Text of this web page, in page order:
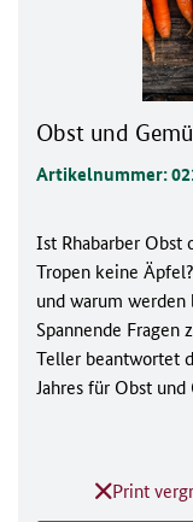
Obst und
Artikelnummer:
Ist Rhabarber Obst
Tropen keine
und warum
Spannende Fragen
Teller beantwortet
Jahres für Obst und
Print